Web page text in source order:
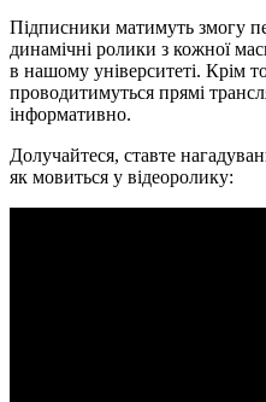
Підписники матимуть змогу
динамічні ролики з кожної
в нашому університеті. Крім
проводитимуться прямі
інформативно.
Долучайтеся, ставте
як мовиться у відеоролику: